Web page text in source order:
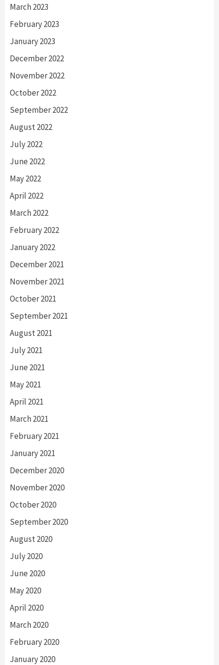
March 2023
February 2023
January 2023
December 2022
November 2022
October 2022
September 2022
August 2022
July 2022
June 2022
May 2022
April 2022
March 2022
February 2022
January 2022
December 2021
November 2021
October 2021
September 2021
August 2021
July 2021
June 2021
May 2021
April 2021
March 2021
February 2021
January 2021
December 2020
November 2020
October 2020
September 2020
August 2020
July 2020
June 2020
May 2020
April 2020
March 2020
February 2020
January 2020